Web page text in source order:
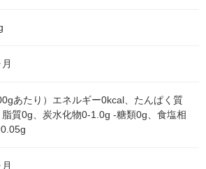
あたり）エネルギー0kcal、たんぱく質
質0g、炭水化物0-1.0g -糖類0g、食塩相